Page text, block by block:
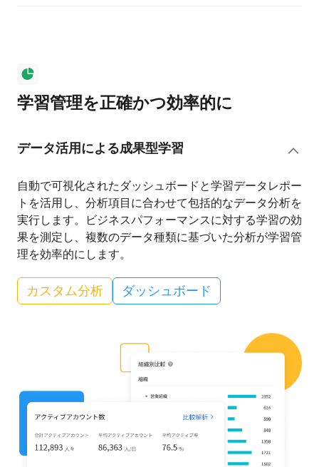
学習管理を正確かつ効率的に
データ活用による成果型学習
自動で可視化されたダッシュボードと学習データレポー
トを活用し、分析項目に合わせて包括的なデータ分析を
実行します。ビジネスパフォーマンスに対する学習の効
果を測定し、複数のデータ種類に基づいた分析が学習管
理を効率的にします。
カスタム分析 ダッシュボード